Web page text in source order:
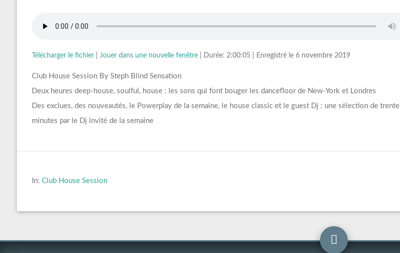
Télécharger le fichier| Jouer dans une nouvelle fenêtre| Durée: 2:00:05 Enregistré le 6 novembre 2019
Club House Session By Steph Blind Sensation
Deux heures deep-house, soulful, house : les sons qui font bouger les dancefloor de New-York et Londres
Des exclues, des nouveautés, le Powerplay de la semaine, le house classic et le guest Dj : une sélection de trente
minutes par le Dj invité de la semaine
In: Club House Session